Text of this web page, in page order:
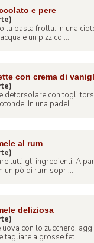
e pere
la pasta frolla: In una
e un pizzico ...
con crema di
detorsolare con togli
In una padel ...
al rum
tutti gli ingredienti. A
un pò di rum sopr ...
deliziosa
uova con lo zucchero,
tagliare a grosse fet ...